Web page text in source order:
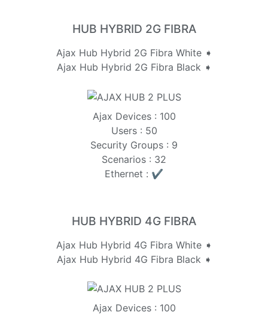
HUB HYBRID 2G FIBRA
Ajax Hub Hybrid 2G Fibra White ➧
Ajax Hub Hybrid 2G Fibra Black ➧
Ajax Devices : 100
Users : 50
Security Groups : 9
Scenarios : 32
Ethernet : ✔️
HUB HYBRID 4G FIBRA
Ajax Hub Hybrid 4G Fibra White ➧
Ajax Hub Hybrid 4G Fibra Black ➧
Ajax Devices : 100